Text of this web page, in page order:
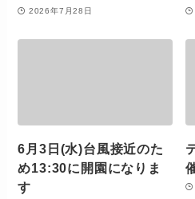
2026年7月28日
6月3日(水)台風接近のた
め13:30に開園になりま
す